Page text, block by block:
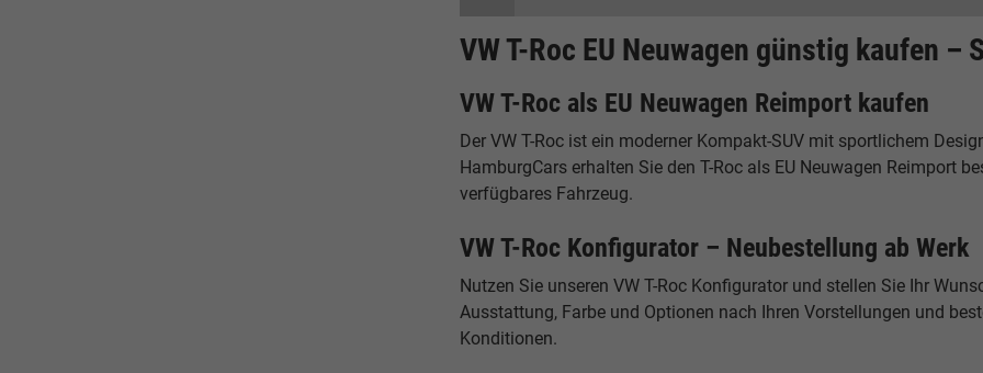
VW T-Roc EU Neuwagen günstig kaufen
VW T-Roc als EU Neuwagen Reimport kaufen
Der VW T-Roc ist ein moderner Kompakt-SUV mit sportlichem
HamburgCars erhalten Sie den T-Roc als EU Neuwagen Reimport
verfügbares Fahrzeug.
VW T-Roc Konfigurator – Neubestellung ab Werk
Nutzen Sie unseren VW T-Roc Konfigurator und stellen Sie Ihr
Ausstattung, Farbe und Optionen nach Ihren Vorstellungen und
Konditionen.